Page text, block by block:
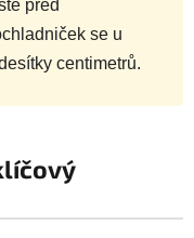
před
se u
centimetrů.